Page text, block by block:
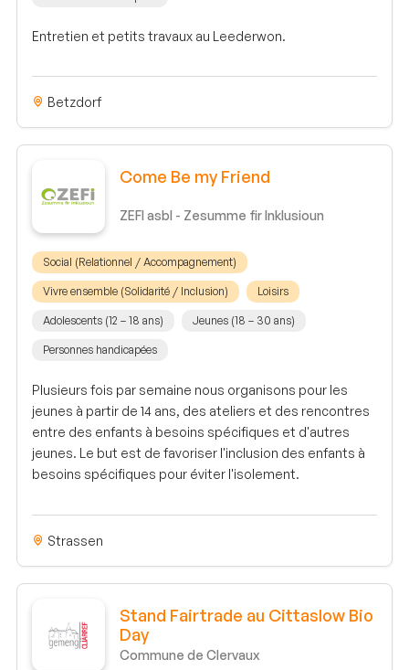
Entretien et petits travaux au Leederwon.
Betzdorf
Come Be my Friend
ZEFI asbl - Zesumme fir Inklusioun
Social (Relationnel / Accompagnement)
Vivre ensemble (Solidarité / Inclusion) Loisirs
Adolescents (12 – 18 ans) Jeunes (18 – 30 ans)
Personnes handicapées
Plusieurs fois par semaine nous organisons pour les
jeunes à partir de 14 ans, des ateliers et des rencontres
entre des enfants à besoins spécifiques et d'autres
jeunes. Le but est de favoriser l'inclusion des enfants à
besoins spécifiques pour éviter l'isolement.
Strassen
Stand Fairtrade au Cittaslow Bio
Day
Commune de Clervaux